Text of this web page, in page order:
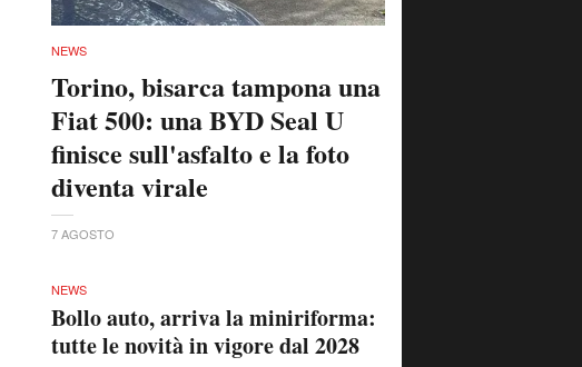
NEWS
Torino, bisarca tampona una
Fiat 500: una BYD Seal U
finisce sull'asfalto e la foto
diventa virale
7 AGOSTO
NEWS
Bollo auto, arriva la miniriforma:
tutte le novità in vigore dal 2028